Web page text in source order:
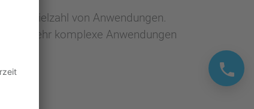
Vielzahl von Anwendungen.
sehr komplexe Anwendungen